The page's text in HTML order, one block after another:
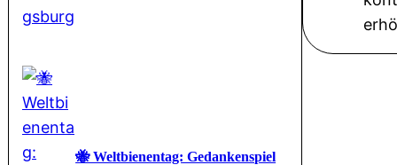
🐝 Weltbienentag: Gedankenspiel